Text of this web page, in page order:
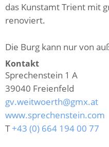
das Kunstamt Trient mit
renoviert.
Die Burg kann nur von
Kontakt
Sprechenstein 1 A
39040 Freienfeld
gv.weitwoerth@gmx.at
www.sprechenstein.com
T+43 (0) 664 194 00 77